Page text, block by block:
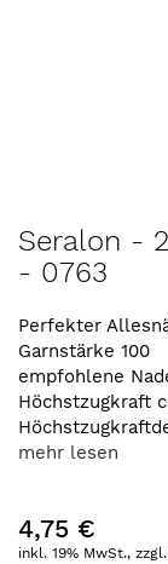
Anfang
der
springen
Seralon -
- 0763
Perfekter
Garnstärke 100
empfohlene
Höchstzugkraft
mehr lesen
4,75 €
inkl. 19% MwSt., zzgl.